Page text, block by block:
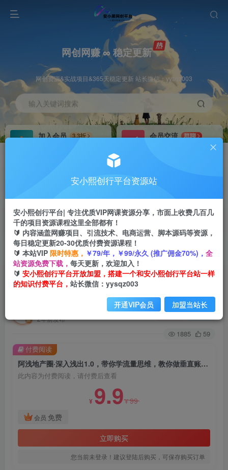
网创网赚 ∞ 稳定更新
网创资源&实战项目&365天稳定更新 站长微信：yysqz003
输入关键词搜索
加入会员
3.3折
会员交流
群聊
推广返佣高达70%
24小时自动赚钱
首页 创业课程 会员免费 正文
阿浅地产圈·深入浅出1.0，带你学流量思维，教你
做垂直账号，陪你做房产成交
2年前发布
关注 私信
1885 59
阿浅地产圈·深入浅出1.0，带你学流量思维，教你做垂直账号，陪你做房产成交
此内容为付费阅读，请付费后查看
¥ 9.9¥99
会员 免费
立即购买
您当前未登录！建议登陆后购买，可保存购买订单
付费阅读
安小熙创行平台资源站
安小熙创行平台| 专注优质VIP网课资源分享，市面上收费几百几
千的项目资源课程这里全部都有！
🔰 内容涵盖网赚项目、引流技术、电商运营、脚本源码等资源，
每日稳定更新20-30优质付费资源课程！
🔰 本站VIP 限时特惠， ￥79/年，￥99/永久 (推广佣金70%)， 全
站资源免费下载， 每天更新，欢迎加入！
🔰 安小熙创行平台开放加盟，搭建一个和安小熙创行平台站一样
的知识付费平台， 站长微信：yysqz003
开通VIP会员 加盟当站长